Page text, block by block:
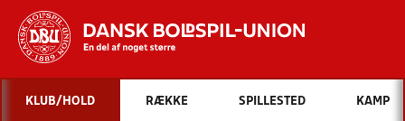
Hvad vil du søge efter?
KLUB/HOLD RÆKKE SPILLESTED KAMP